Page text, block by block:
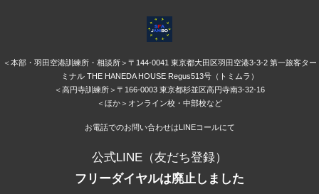
＜本部・羽田空港訓練所・相談所＞〒144-0041 東京都大田区羽田空港3-3-2 第一旅客ター
ミナル THE HANEDA HOUSE Regus513号（トミムラ）
＜高円寺訓練所＞〒166-0003 東京都杉並区高円寺南3-32-16
＜ほか＞オンライン校・中部校など
お電話でのお問い合わせはLINEコールにて
公式LINE（友だち登録）
フリーダイヤルは廃止しました